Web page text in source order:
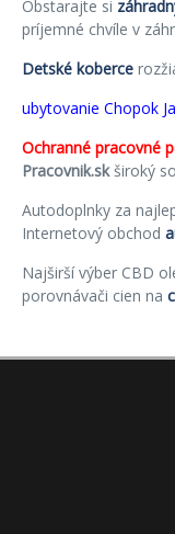
Obstarajte si
príjemné chvíle v
Detské koberce
ubytovanie Chopok
Ochranné pracovné
Pracovnik.skširoký
Autodoplnky za
Internetový obchod
Najširší výber CBD
porovnávači cien na